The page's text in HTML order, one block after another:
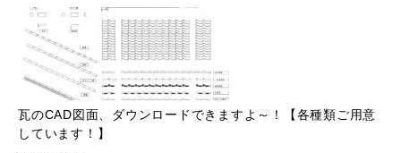
瓦のCAD図面、ダウンロードできますよ～！【各種類ご用意
しています！】